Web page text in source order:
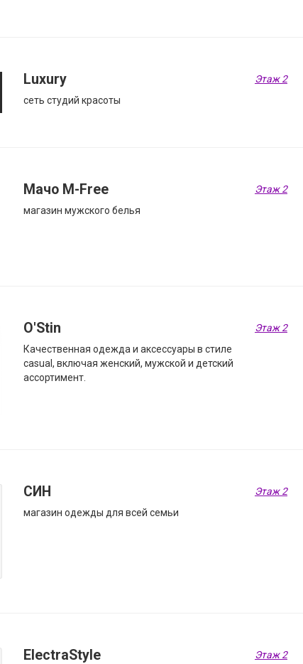
Luxury
сеть студий красоты
Этаж 2
Мачо M-Free
магазин мужского белья
Этаж 2
O'Stin
Качественная одежда и аксессуары в стиле
casual, включая женский, мужской и детский
ассортимент.
Этаж 2
СИН
магазин одежды для всей семьи
Этаж 2
ElectraStyle Этаж 2